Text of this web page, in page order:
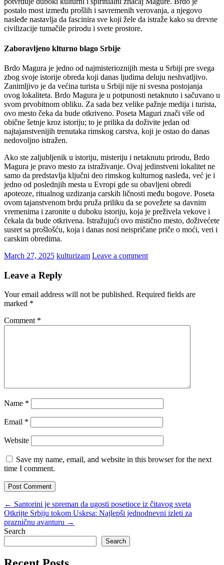
postalo most između prošlih i savremenih verovanja, a njegovo
nasleđe nastavlja da fascinira sve koji žele da istraže kako su drevne
civilizacije tumačile prirodu i svete prostore.
Zaboravljeno klturno blago Srbije
Brdo Magura je jedno od najmisterioznijih mesta u Srbiji pre svega
zbog svoje istorije obreda koji danas ljudima deluju neshvatljivo.
Zanimljivo je da većina turista u Srbiji nije ni svesna postojanja
ovog lokaliteta. Brdo Magura je u potpunosti netaknuto i sačuvano u
svom prvobitnom obliku. Za sada bez velike pažnje medija i turista,
ovo mesto čeka da bude otkriveno. Poseta Maguri znači više od
obične šetnje kroz istoriju; to je prilika da doživite jedan od
najtajanstvenijih trenutaka rimskog carstva, koji je ostao do danas
nedovoljno istražen.
Ako ste zaljubljenik u istoriju, misteriju i netaknutu prirodu, Brdo
Magura je pravo mesto za istraživanje. Ovaj jedinstveni lokalitet ne
samo da predstavlja ključni deo rimskog kulturnog nasleđa, već je i
jedno od poslednjih mesta u Evropi gde su obavljeni obredi
apoteoze, ritualnog uzdizanja carskih ličnosti među bogove. Poseta
ovom tajanstvenom brdu pruža priliku da se povežete sa davnim
vremenima i zaronite u duboku istoriju, koja je preživela vekove i
čekala da bude otkrivena. Istražujući ovo mistično mesto, doživećete
susret sa prošlošću, koja i danas nosi neispričane priče o moći, veri i
carskim obredima.
March 27, 2025 kulturizam Leave a comment
Leave a Reply
Your email address will not be published. Required fields are
marked *
Comment *
Name *
Email *
Website
Save my name, email, and website in this browser for the next
time I comment.
Post
navigation
← Santorini je spreman da ugosti posetioce iz čitavog sveta
Otkrijte Srbiju tokom Uskrsa: Najlepši jednodnevni izleti za
prazničnu avanturu →
Widgets
Search
Search